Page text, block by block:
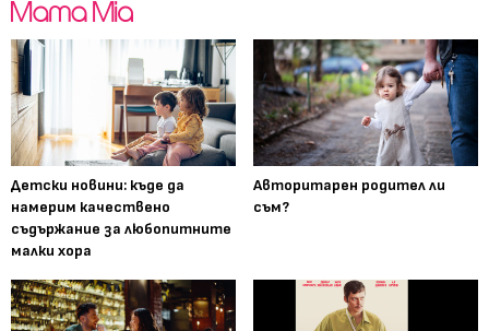
Детски новини: къде да
намерим качествено
съдържание за любопитните
малки хора
Авторитарен родител ли
съм?